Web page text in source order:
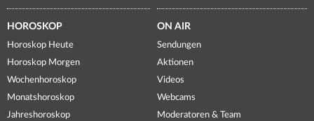
HOROSKOP
Horoskop Heute
Horoskop Morgen
Wochenhoroskop
Monatshoroskop
Jahreshoroskop
ON AIR
Sendungen
Aktionen
Videos
Webcams
Moderatoren & Team